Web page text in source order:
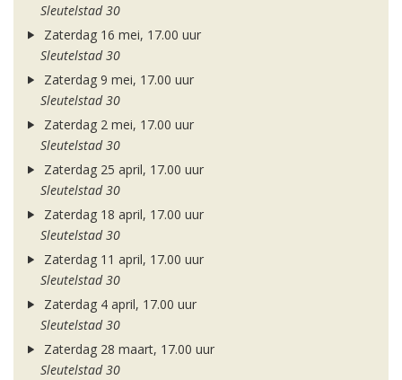
Sleutelstad 30
Zaterdag 16 mei, 17.00 uur
Sleutelstad 30
Zaterdag 9 mei, 17.00 uur
Sleutelstad 30
Zaterdag 2 mei, 17.00 uur
Sleutelstad 30
Zaterdag 25 april, 17.00 uur
Sleutelstad 30
Zaterdag 18 april, 17.00 uur
Sleutelstad 30
Zaterdag 11 april, 17.00 uur
Sleutelstad 30
Zaterdag 4 april, 17.00 uur
Sleutelstad 30
Zaterdag 28 maart, 17.00 uur
Sleutelstad 30